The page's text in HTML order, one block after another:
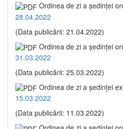
Ordinea de zi a şedinţei
28.04.2022
(Data publicării: 21.04.2022)
Ordinea de zi a şedinţei
31.03.2022
(Data publicării: 25.03.2022)
Ordinea de zi a şedinţei
15.03.2022
(Data publicării: 11.03.2022)